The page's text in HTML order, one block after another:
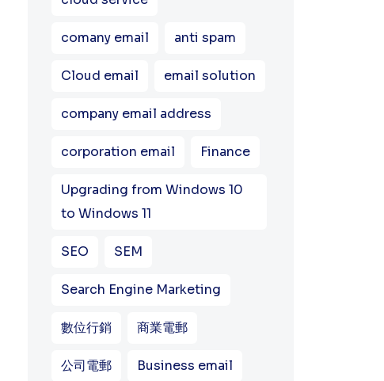
comany email anti spam
Cloud email email solution
company email address
corporation email Finance
Upgrading from Windows 10
to Windows 11
SEO SEM
Search Engine Marketing
數位行銷 商業電郵
公司電郵 Business email